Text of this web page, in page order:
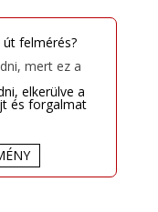
felmérés?
mert ez a
elkerülve a
és forgalmat